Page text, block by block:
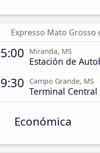
Expresso Mato Grosso
Miranda, MS
Estación de
Campo Grande, MS
Terminal
Económica